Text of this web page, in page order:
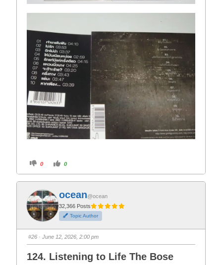
C
i
k
f
o
r
t
h
u
m
d
o
n
.
0
C
i
k
o
r
t
h
u
m
u
p
0
ocean@ocean
32,366 Posts
Topic Author
#26 · June 12, 2026, 2:00 pm
124. Listening to Life The Bose